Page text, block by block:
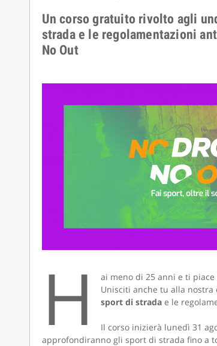
Un corso gratuito rivolto agli
strada e le regolamentazioni
No Out
H
ai meno di 25 anni e ti piace
Unisciti anche tu alla
sport di strada e le
Il corso inizierà lunedì 31
approfondiranno gli sport di strada fino a